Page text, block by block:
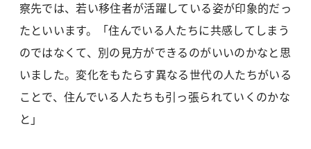
察先では、若い移住者が活躍している姿が印象的だっ
たといいます。「住んでいる人たちに共感してしまう
のではなくて、別の見方ができるのがいいのかなと思
いました。変化をもたらす異なる世代の人たちがいる
ことで、住んでいる人たちも引っ張られていくのかな
と」